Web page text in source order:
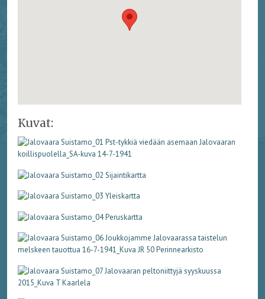
Kuvat: